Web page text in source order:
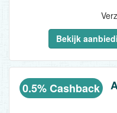
Bekijk
0.5% Cashback